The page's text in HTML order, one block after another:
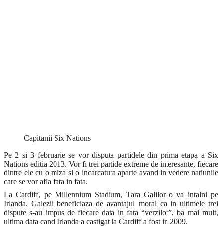
Capitanii Six Nations
Pe 2 si 3 februarie se vor disputa partidele din prima etapa a Six
Nations editia 2013. Vor fi trei partide extreme de interesante, fiecare
dintre ele cu o miza si o incarcatura aparte avand in vedere natiunile
care se vor afla fata in fata.
La Cardiff, pe Millennium Stadium, Tara Galilor o va intalni pe
Irlanda. Galezii beneficiaza de avantajul moral ca in ultimele trei
dispute s-au impus de fiecare data in fata “verzilor”, ba mai mult,
ultima data cand Irlanda a castigat la Cardiff a fost in 2009.